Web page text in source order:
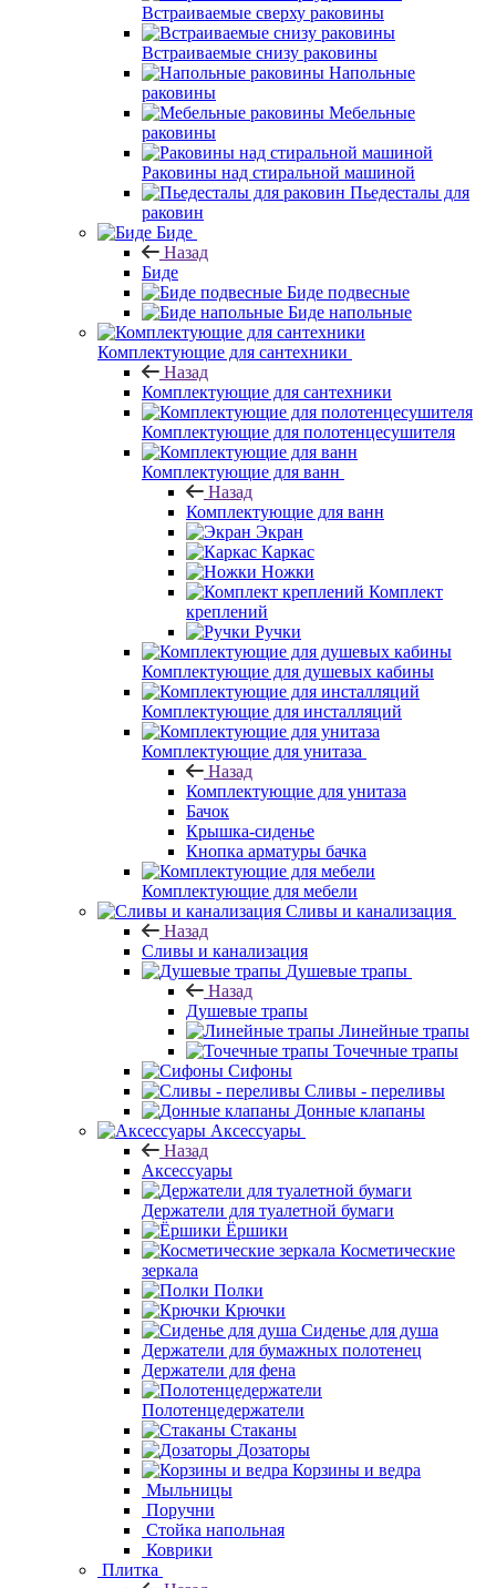
Встраиваемые сверху раковины
Встраиваемые снизу раковины
Напольные
раковины
Мебельные
раковины
Раковины над стиральной машиной
Пьедесталы для
раковин
Биде
Назад
Биде
Биде подвесные
Биде напольные
Комплектующие для сантехники
Назад
Комплектующие для сантехники
Комплектующие для полотенцесушителя
Комплектующие для ванн
Назад
Комплектующие для ванн
Экран
Каркас
Ножки
Комплект
креплений
Ручки
Комплектующие для душевых кабины
Комплектующие для инсталляций
Комплектующие для унитаза
Назад
Комплектующие для унитаза
Бачок
Крышка-сиденье
Кнопка арматуры бачка
Комплектующие для мебели
Сливы и канализация
Назад
Сливы и канализация
Душевые трапы
Назад
Душевые трапы
Линейные трапы
Точечные трапы
Сифоны
Сливы - переливы
Донные клапаны
Аксессуары
Назад
Аксессуары
Держатели для туалетной бумаги
Ёршики
Косметические
зеркала
Полки
Крючки
Сиденье для душа
Держатели для бумажных полотенец
Держатели для фена
Полотенцедержатели
Стаканы
Дозаторы
Корзины и ведра
Мыльницы